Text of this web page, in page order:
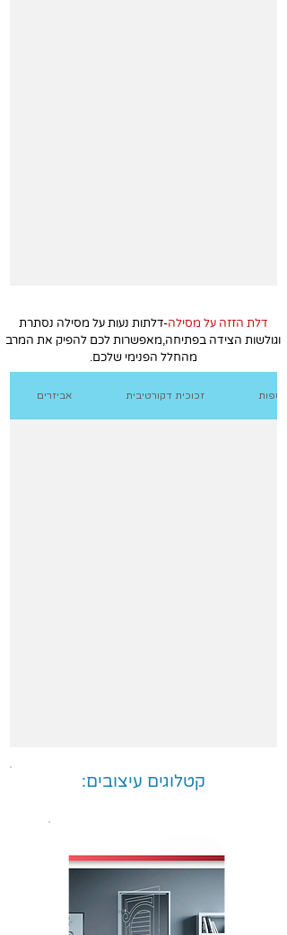
דלת הזזה על מסילה-דלתות נעות על מסילה נסתרת
וגולשות הצידה בפתיחה,מאפשרות לכם להפיק את המרב
מהחלל הפנימי שלכם.
אביזרים זכוכית דקורטיבית
קטלוגים עיצובים: